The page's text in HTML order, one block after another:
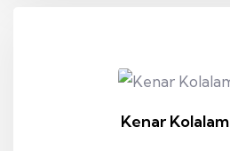
Kenar